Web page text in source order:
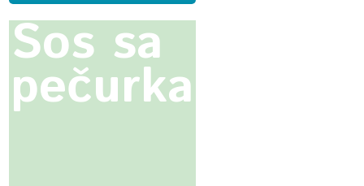
Sos sa
pečurkama